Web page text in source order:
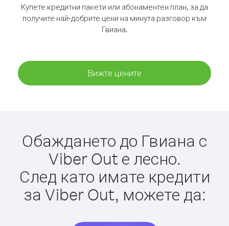
Купете кредитни пакети или абонаментен план, за да
получите най-добрите цени на минута разговор към
Гвиана.
Вижте цените
Обаждането до Гвиана с
Viber Out е лесно.
След като имате кредити
за Viber Out, можете да: